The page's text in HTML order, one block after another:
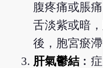
腹疼痛或脹
舌淡紫或暗
後，胞宮瘀
肝氣鬱結 ︰